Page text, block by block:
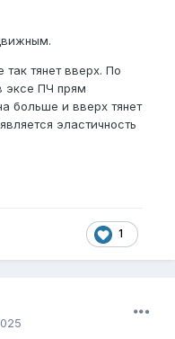
Особенно
циферку
делать.
тянет вверх. По
эксе ПЧ прям
больше и вверх тянет
эластичность
1